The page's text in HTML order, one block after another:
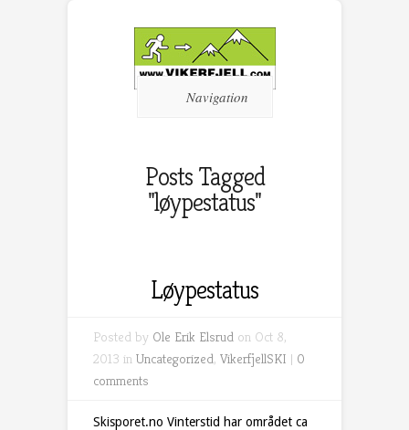
Navigation
Posts Tagged
"løypestatus"
Løypestatus
Posted by Ole Erik Elsrud on Oct 8,
2013 in Uncategorized, VikerfjellSKI | 0
comments
Skisporet.no Vinterstid har området ca